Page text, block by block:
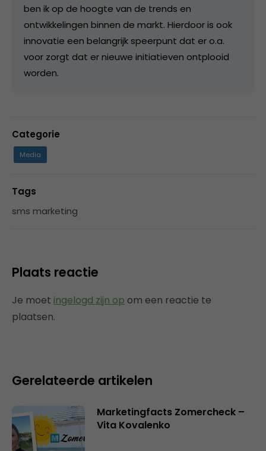
ben ik op de hoogte van de trends en
ontwikkelingen binnen de markt. Hierdoor is ook
innovatie een belangrijk speerpunt dat er o.a.
voor zorgt dat er nieuwe initiatieven ontplooid
worden.
Categorie
Media
Tags
sms marketing
Plaats reactie
Je moet ingelogd zijn op om een reactie te
plaatsen.
Gerelateerde artikelen
Marketingfacts Zomercheck –
Vita Kovalenko